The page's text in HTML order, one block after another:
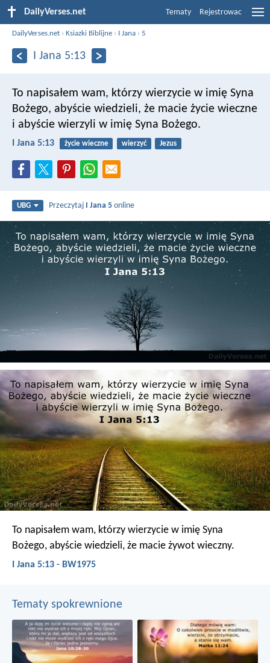
DailyVerses.net Tematy Rejestrowac
DailyVerses.net ›Ksiazki Biblijne › I Jana ›5
I Jana 5:13
To napisałem wam, którzy wierzycie w imię Syna
Bożego, abyście wiedzieli, że macie życie wieczne
i abyście wierzyli w imię Syna Bożego.
I Jana 5:13 życie wieczne wierzyć Jezus
UBG Przeczytaj I Jana 5 online
To napisałem wam, którzy wierzycie w imię Syna
Bożego, abyście wiedzieli, że macie żywot wieczny.
I Jana 5:13 - BW1975
Tematy spokrewnione